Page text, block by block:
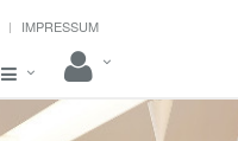
IMPRESSUM